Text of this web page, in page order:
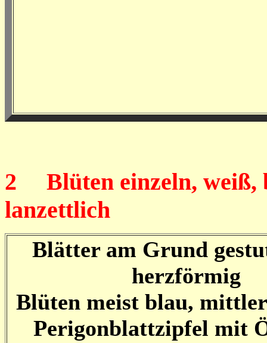
2 Blüten einzeln, weiß,
lanzettlich
Blätter am Grund
herzförmig
Blüten meist blau,
Perigonblattzipfel mit